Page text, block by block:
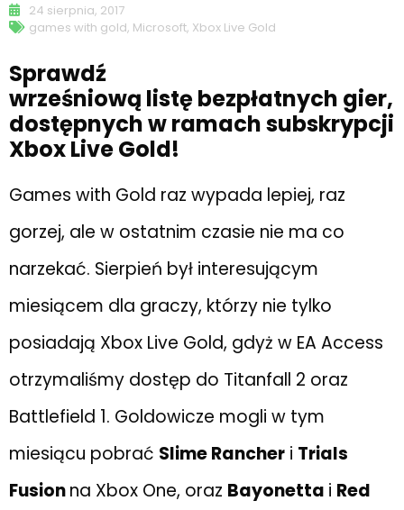
24 sierpnia, 2017
games with gold, Microsoft, Xbox Live Gold
Sprawdź
wrześniową listę bezpłatnych gier,
dostępnych w ramach subskrypcji
Xbox Live Gold!
Games with Gold raz wypada lepiej, raz
gorzej, ale w ostatnim czasie nie ma co
narzekać. Sierpień był interesującym
miesiącem dla graczy, którzy nie tylko
posiadają Xbox Live Gold, gdyż w EA Access
otrzymaliśmy dostęp do Titanfall 2 oraz
Battlefield 1. Goldowicze mogli w tym
miesiącu pobrać Slime Rancher i Trials
Fusionna Xbox One, oraz Bayonetta i Red